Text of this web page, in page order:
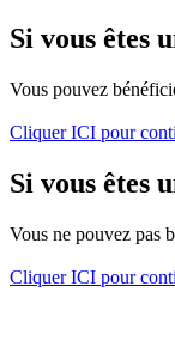
Si vous êtes
Vous pouvez
Cliquer ICI pour
Si vous êtes
Vous ne pouvez pas
Cliquer ICI pour